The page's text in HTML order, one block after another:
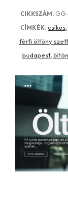
CIKKSZÁM:
CÍMKÉK: csíkos,
férfi öltöny szett
budapest,